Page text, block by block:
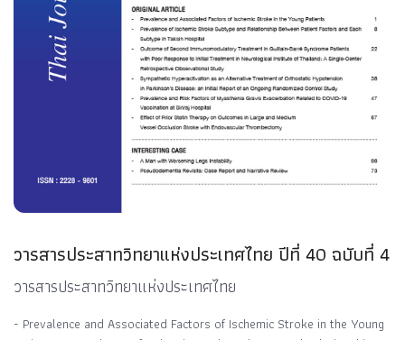
วารสารประสาทวิทยาแห่งประเทศไทย ปีที่ 40 ฉบับที่ 4
วารสารประสาทวิทยาแห่งประเทศไทย
- Prevalence and Associated Factors of Ischemic Stroke in the Young